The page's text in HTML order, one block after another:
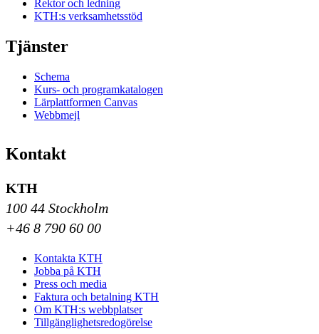
Rektor och ledning
KTH:s verksamhetsstöd
Tjänster
Schema
Kurs- och programkatalogen
Lärplattformen Canvas
Webbmejl
Kontakt
KTH
100 44 Stockholm
+46 8 790 60 00
Kontakta KTH
Jobba på KTH
Press och media
Faktura och betalning KTH
Om KTH:s webbplatser
Tillgänglighetsredogörelse